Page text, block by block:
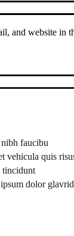
and website in
faucibu
vehicula quis
tincidunt
dolor